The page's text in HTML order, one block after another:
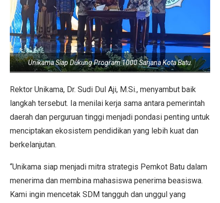
Unikama Siap Dukung Program 1000 Sarjana Kota Batu.
Rektor Unikama, Dr. Sudi Dul Aji, M.Si., menyambut baik
langkah tersebut. Ia menilai kerja sama antara pemerintah
daerah dan perguruan tinggi menjadi pondasi penting untuk
menciptakan ekosistem pendidikan yang lebih kuat dan
berkelanjutan.
“Unikama siap menjadi mitra strategis Pemkot Batu dalam
menerima dan membina mahasiswa penerima beasiswa.
Kami ingin mencetak SDM tangguh dan unggul yang